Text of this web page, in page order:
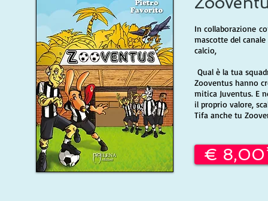
In collaborazione
mascotte del
calcio,
Qual è la tua
Zooventus hanno
mitica Juventus. E
il proprio valore,
Tifa anche tu
€